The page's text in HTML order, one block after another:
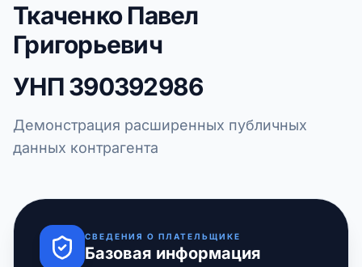
Ткаченко Павел
Григорьевич
УНП390392986
Демонстрация расширенных публичных
данных контрагента
СВЕДЕНИЯ О ПЛАТЕЛЬЩИКЕ
Базовая информация